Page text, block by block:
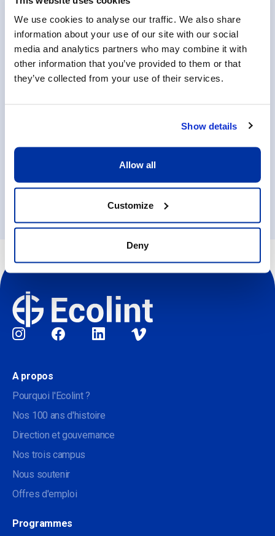
We use cookies to analyse our traffic. We also share
information about your use of our site with our social
media and analytics partners who may combine it with
other information that you’ve provided to them or that
they’ve collected from your use of their services.
Show details
Allow all
Customize
Deny
Coach / Assistant-e Coach de
Gymnastique
La Grande Boissière
Part-time
10/08/2026
Sociale
A propos
Pourquoi l'Ecolint ?
Nos 100 ans d'histoire
Direction et gouvernance
Nos trois campus
Nous soutenir
Offres d'emploi
Programmes